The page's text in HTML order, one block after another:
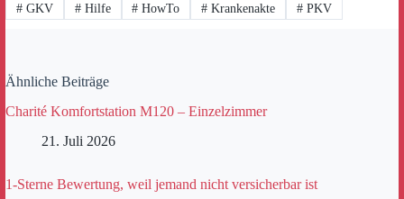
#GKV #Hilfe # HowTo # Krankenakte # PKV
Ähnliche Beiträge
Charité Komfortstation M120 – Einzelzimmer
21. Juli 2026
1-Sterne Bewertung, weil jemand nicht versicherbar ist